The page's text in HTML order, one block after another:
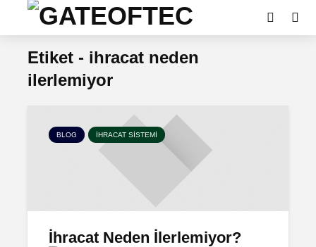
Etiket - ihracat neden
ilerlemiyor
BLOG İHRACAT SISTEMI
İhracat Neden İlerlemiyor?